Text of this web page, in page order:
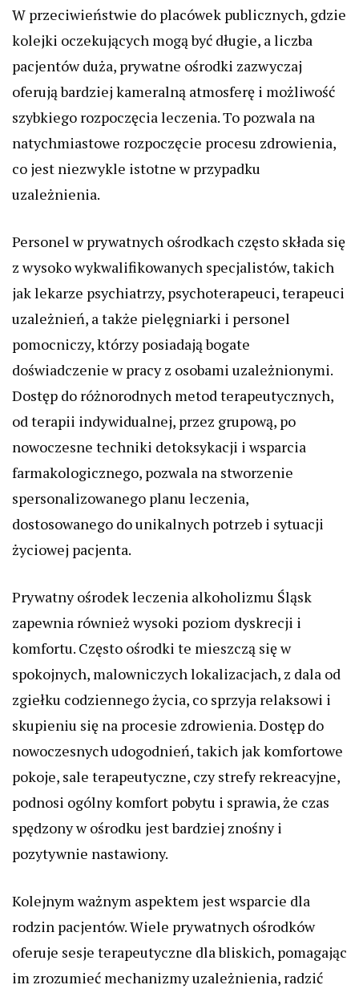
W przeciwieństwie do placówek publicznych, gdzie
kolejki oczekujących mogą być długie, a liczba
pacjentów duża, prywatne ośrodki zazwyczaj
oferują bardziej kameralną atmosferę i możliwość
szybkiego rozpoczęcia leczenia. To pozwala na
natychmiastowe rozpoczęcie procesu zdrowienia,
co jest niezwykle istotne w przypadku
uzależnienia.
Personel w prywatnych ośrodkach często składa się
z wysoko wykwalifikowanych specjalistów, takich
jak lekarze psychiatrzy, psychoterapeuci, terapeuci
uzależnień, a także pielęgniarki i personel
pomocniczy, którzy posiadają bogate
doświadczenie w pracy z osobami uzależnionymi.
Dostęp do różnorodnych metod terapeutycznych,
od terapii indywidualnej, przez grupową, po
nowoczesne techniki detoksykacji i wsparcia
farmakologicznego, pozwala na stworzenie
spersonalizowanego planu leczenia,
dostosowanego do unikalnych potrzeb i sytuacji
życiowej pacjenta.
Prywatny ośrodek leczenia alkoholizmu Śląsk
zapewnia również wysoki poziom dyskrecji i
komfortu. Często ośrodki te mieszczą się w
spokojnych, malowniczych lokalizacjach, z dala od
zgiełku codziennego życia, co sprzyja relaksowi i
skupieniu się na procesie zdrowienia. Dostęp do
nowoczesnych udogodnień, takich jak komfortowe
pokoje, sale terapeutyczne, czy strefy rekreacyjne,
podnosi ogólny komfort pobytu i sprawia, że czas
spędzony w ośrodku jest bardziej znośny i
pozytywnie nastawiony.
Kolejnym ważnym aspektem jest wsparcie dla
rodzin pacjentów. Wiele prywatnych ośrodków
oferuje sesje terapeutyczne dla bliskich, pomagając
im zrozumieć mechanizmy uzależnienia, radzić